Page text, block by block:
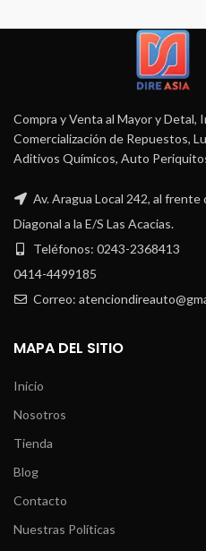
Compra y Venta al Mayor y Detal,
Comercialización de Repuestos,
Aditivos Químicos, Auto
Av. Aragua Local 242, al frente
Diagonal a la E/S Las Acacias.
Teléfonos: 0243-2368413
0414-4499185
Correo:
MAPA DEL SITIO
Inicio
Nosotros
Tienda
Blog
Contacto
Nuestras Políticas